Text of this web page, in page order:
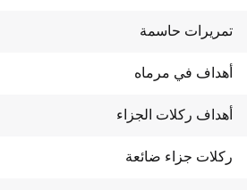
تمريرات حاسمة
أهداف في مرماه
أهداف ركلات الجزاء
ركلات جزاء ضائعة